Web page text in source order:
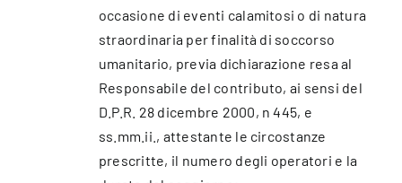
occasione di eventi calamitosi o di natura
straordinaria per finalità di soccorso
umanitario, previa dichiarazione resa al
Responsabile del contributo, ai sensi del
D.P.R. 28 dicembre 2000, n 445, e
ss.mm.ii., attestante le circostanze
prescritte, il numero degli operatori e la